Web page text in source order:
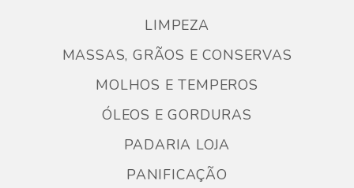
LIMPEZA
MASSAS, GRÃOS E CONSERVAS
MOLHOS E TEMPEROS
ÓLEOS E GORDURAS
PADARIA LOJA
PANIFICAÇÃO